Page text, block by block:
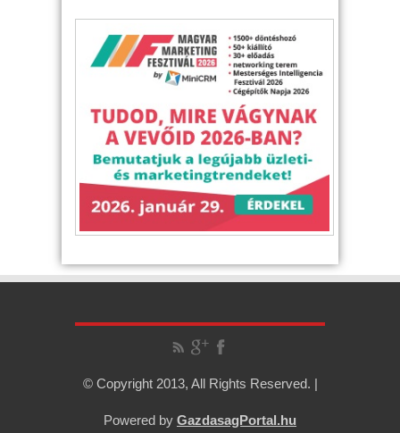
© Copyright 2013, All Rights Reserved. |
Powered by GazdasagPortal.hu